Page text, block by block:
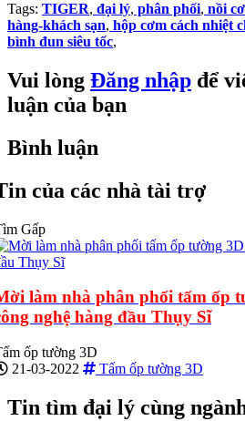
Tags: TIGER, đại lý, phân phối, nồi
hàng-khách sạn, hộp cơm cách nhiệt
bình đun siêu tốc,
Vui lòng Đăng nhập để
luận của bạn
Bình luận
của các nhà tài trợ
Gấp
làm nhà phân phối tấm ốp
nghệ hàng đầu Thụy Sĩ
ốp tường 3D
21-03-2022
Tấm ốp tường 3D
Tin tìm đại lý cùng